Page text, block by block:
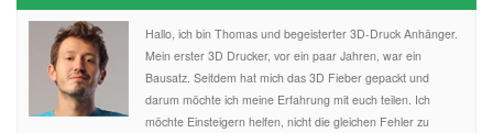
Hallo, ich bin Thomas und begeisterter 3D-Druck Anhänger.
Mein erster 3D Drucker, vor ein paar Jahren, war ein
Bausatz. Seitdem hat mich das 3D Fieber gepackt und
darum möchte ich meine Erfahrung mit euch teilen. Ich
möchte Einsteigern helfen, nicht die gleichen Fehler zu